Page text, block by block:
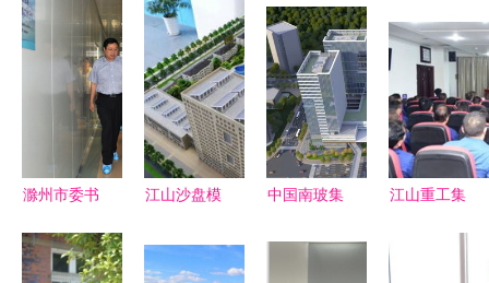
滁州市委书
深入我集团
江山沙盘模
精工诠释宏
中国南玻集
江山重工集